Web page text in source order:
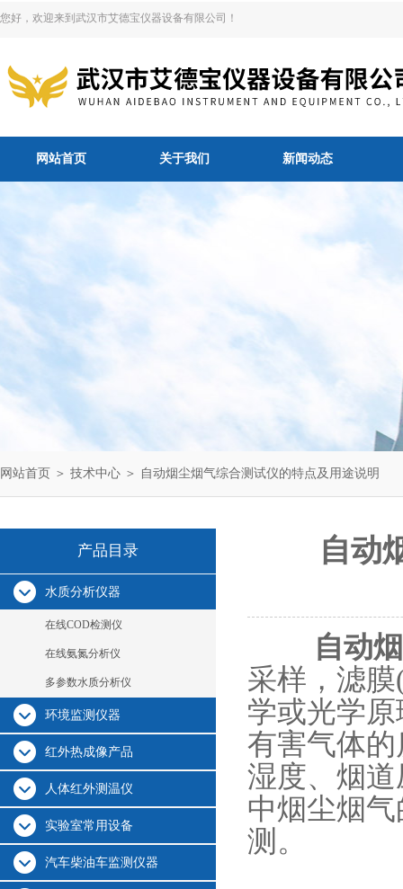
您好，欢迎来到武汉市艾德宝仪器设备有限公司！
网站首页 关于我们 新闻动态
网站首页 ＞ 技术中心 ＞ 自动烟尘烟气综合测试仪的特点及用途说明
产品目录
水质分析仪器
在线COD检测仪
在线氨氮分析仪
多参数水质分析仪
环境监测仪器
红外热成像产品
人体红外测温仪
实验室常用设备
汽车柴油车监测仪器
自动
自动
采样，滤
学或光学
有害气体
湿度、烟
中烟尘烟
测。